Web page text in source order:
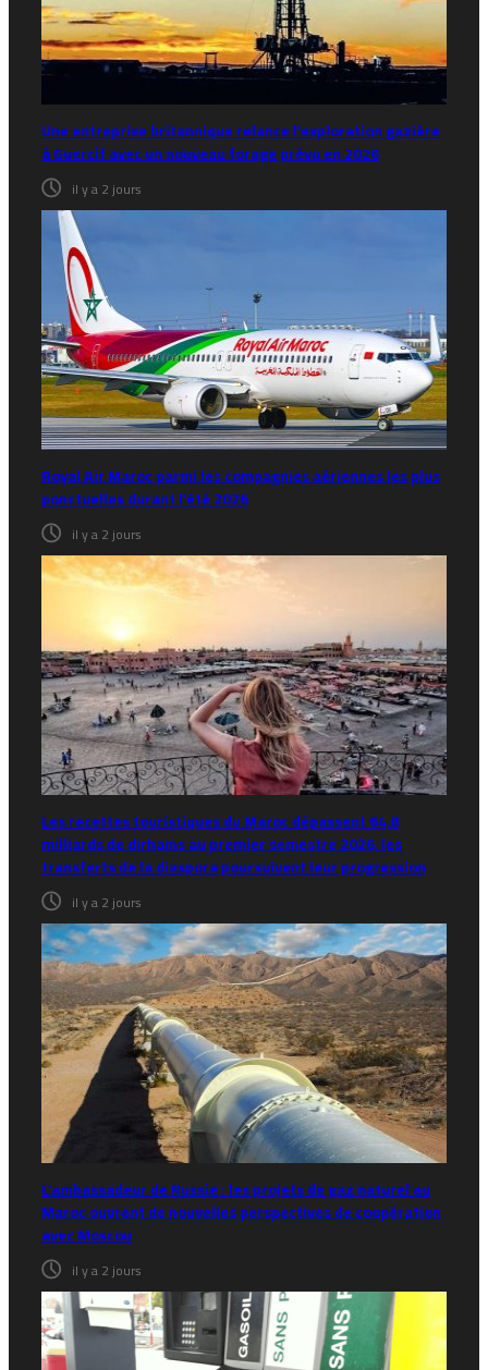
Une entreprise britannique relance l’exploration gazière
à Guercif avec un nouveau forage prévu en 2026
il y a 2 jours
Royal Air Maroc parmi les compagnies aériennes les plus
ponctuelles durant l’été 2026
il y a 2 jours
Les recettes touristiques du Maroc dépassent 64,8
milliards de dirhams au premier semestre 2026, les
transferts de la diaspora poursuivent leur progression
il y a 2 jours
L’ambassadeur de Russie : les projets de gaz naturel au
Maroc ouvrent de nouvelles perspectives de coopération
avec Moscou
il y a 2 jours